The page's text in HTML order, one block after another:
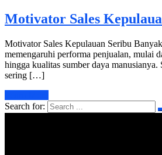
Motivator Sales
Motivator Sales Kepulauan Seribu
memengaruhi performa penjualan, mulai
hingga kualitas sumber daya manusianya.
sering […]
Search for: